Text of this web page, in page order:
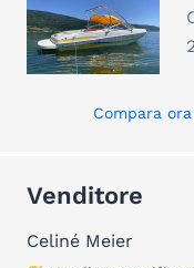
Compara
Venditore
Celiné Meier